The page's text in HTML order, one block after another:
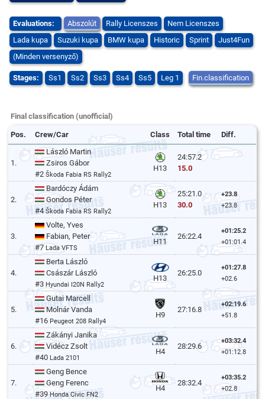
Evaluations: Abszolút Rally Licenszes
Nem Licenszes
Lada kupa
Suzuki kupa BMW kupa Historic Sprint
Just4Fun
(Minden versenyző)
Stages: Ss1 Ss2 Ss3 Ss4 Ss5 Leg 1 Fin.classification
Final classification (unofficial)
Pos. Crew/Car Class Total time Diff.
1.
László Martin
Zsiros Gábor
#2Škoda Fabia RS Rally2
H13
24:57.2
15.0
2.
Bardóczy Ádám
Gondos Péter
#4Škoda Fabia RS Rally2
H13
25:21.0
30.0
+23.8
+23.8
3.
Volte, Yves
Fabian, Peter
#7Lada VFTS
H11
26:22.4
+01:25.2
+01:01.4
4.
Berta László
Császár László
#3 Hyundai I20N Rally2
H13
26:25.0
+01:27.8
+02.6
5.
Gutai Marcell
Molnár Vanda
#16 Peugeot 208 Rally4
H9
27:16.8
+02:19.6
+51.8
6.
Zákányi Janika
Vidécz Zsolt
#40 Lada 2101
H4
28:29.6
+03:32.4
+01:12.8
7.
Geng Bence
Geng Ferenc
#39Honda Civic FN2
H4
28:32.4
+03:35.2
+02.8